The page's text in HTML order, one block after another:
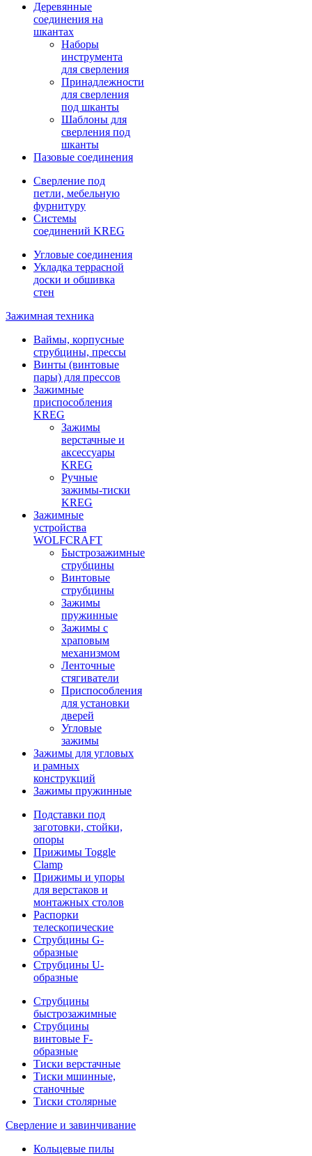
Деревянные
соединения на
шкантах
Наборы
инструмента
для сверления
Принадлежности
для сверления
под шканты
Шаблоны для
сверления под
шканты
Пазовые соединения
Сверление под
петли, мебельную
фурнитуру
Системы
соединений KREG
Угловые соединения
Укладка террасной
доски и обшивка
стен
Зажимная техника
Ваймы, корпусные
струбцины, прессы
Винты (винтовые
пары) для прессов
Зажимные
приспособления
KREG
Зажимы
верстачные и
аксессуары
KREG
Ручные
зажимы-тиски
KREG
Зажимные
устройства
WOLFCRAFT
Быстрозажимные
струбцины
Винтовые
струбцины
Зажимы
пружинные
Зажимы с
храповым
механизмом
Ленточные
стягиватели
Приспособления
для установки
дверей
Угловые
зажимы
Зажимы для угловых
и рамных
конструкций
Зажимы пружинные
Подставки под
заготовки, стойки,
опоры
Прижимы Toggle
Clamp
Прижимы и упоры
для верстаков и
монтажных столов
Распорки
телескопические
Струбцины G-
образные
Струбцины U-
образные
Струбцины
быстрозажимные
Струбцины
винтовые F-
образные
Тиски верстачные
Тиски мшинные,
станочные
Тиски столярные
Сверление и завинчивание
Кольцевые пилы